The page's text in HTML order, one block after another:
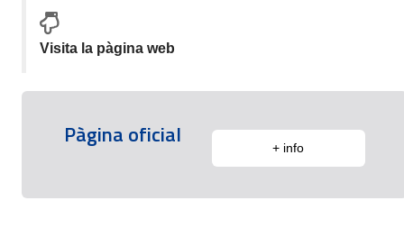
Visita la pàgina web
Pàgina oficial + info